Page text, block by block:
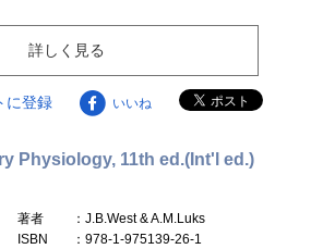
詳しく見る
に登録 いいね
Physiology, 11th ed.(Int'l ed.)
著者
：J.B.West & A.M.Luks
ISBN
：978-1-975139-26-1